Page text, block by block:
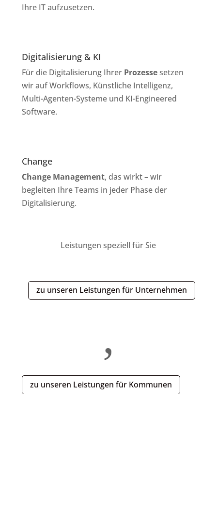
Ihre IT aufzusetzen.
Digitalisierung & KI
Für die Digitalisierung Ihrer Prozessesetzen
wir auf Workflows, Künstliche Intelligenz,
Multi-Agenten-Systeme und KI-Engineered
Software.
Change
Change Management, das wirkt – wir
begleiten Ihre Teams in jeder Phase der
Digitalisierung.
Leistungen speziell für Sie
zu unseren Leistungen für Unternehmen
,
zu unseren Leistungen für Kommunen